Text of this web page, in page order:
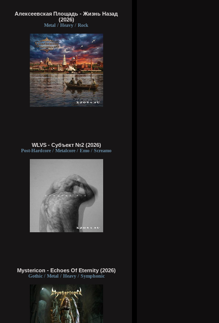
Алексеевская Площадь - Жизнь Назад
(2026)
Metal / Heavy / Rock
WLVS - Субъект №2 (2026)
Post-Hardcore / Metalcore / Emo / Screamo
Mystericon - Echoes Of Eternity (2026)
Gothic / Metal / Heavy / Symphonic